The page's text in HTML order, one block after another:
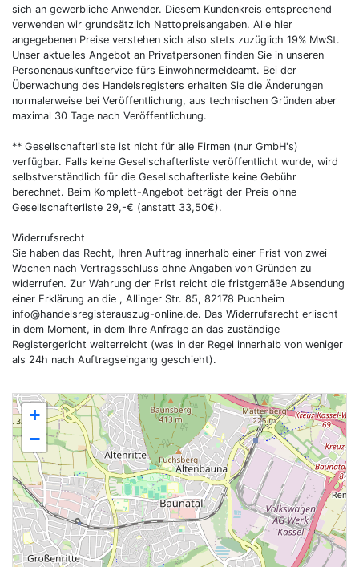
+
−
sich an gewerbliche Anwender. Diesem Kundenkreis entsprechend
verwenden wir grundsätzlich Nettopreisangaben. Alle hier
angegebenen Preise verstehen sich also stets zuzüglich 19% MwSt.
Unser aktuelles Angebot an Privatpersonen finden Sie in unseren
Personenauskunftservice fürs Einwohnermeldeamt. Bei der
Überwachung des Handelsregisters erhalten Sie die Änderungen
normalerweise bei Veröffentlichung, aus technischen Gründen aber
maximal 30 Tage nach Veröffentlichung.
** Gesellschafterliste ist nicht für alle Firmen (nur GmbH's)
verfügbar. Falls keine Gesellschafterliste veröffentlicht wurde, wird
selbstverständlich für die Gesellschafterliste keine Gebühr
berechnet. Beim Komplett-Angebot beträgt der Preis ohne
Gesellschafterliste 29,-€ (anstatt 33,50€).
Widerrufsrecht
Sie haben das Recht, Ihren Auftrag innerhalb einer Frist von zwei
Wochen nach Vertragsschluss ohne Angaben von Gründen zu
widerrufen. Zur Wahrung der Frist reicht die fristgemäße Absendung
einer Erklärung an die , Allinger Str. 85, 82178 Puchheim
info@handelsregisterauszug-online.de. Das Widerrufsrecht erlischt
in dem Moment, in dem Ihre Anfrage an das zuständige
Registergericht weiterreicht (was in der Regel innerhalb von weniger
als 24h nach Auftragseingang geschieht).